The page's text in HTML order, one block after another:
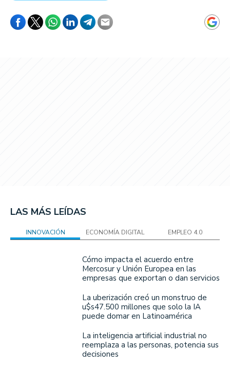
LAS MÁS LEÍDAS
INNOVACIÓN ECONOMÍA DIGITAL EMPLEO 4.0
Cómo impacta el acuerdo entre
Mercosur y Unión Europea en las
empresas que exportan o dan servicios
La uberización creó un monstruo de
u$s47.500 millones que solo la IA
puede domar en Latinoamérica
La inteligencia artificial industrial no
reemplaza a las personas, potencia sus
decisiones